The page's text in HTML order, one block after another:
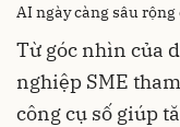
AI ngày càng sâu
Từ góc nhìn của
nghiệp SME
công cụ số giúp